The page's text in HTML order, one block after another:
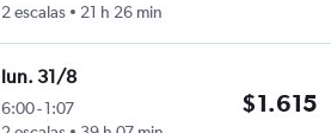
2 escalas
21 h 26 min
lun. 31/8
6:00-1:07
$1.615